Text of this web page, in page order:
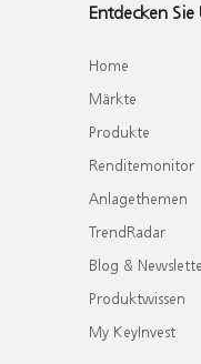
Entdecken Sie
Home
Märkte
Produkte
Renditemonitor
Anlagethemen
TrendRadar
Blog &
Produktwissen
My KeyInvest